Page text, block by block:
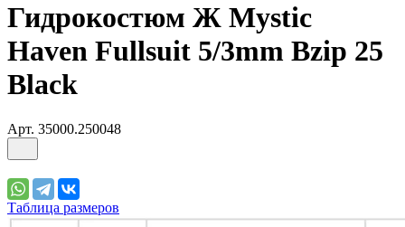
Гидрокостюм Ж Mystic
Haven Fullsuit 5/3mm Bzip 25
Black
Арт. 35000.250048
Таблица размеров